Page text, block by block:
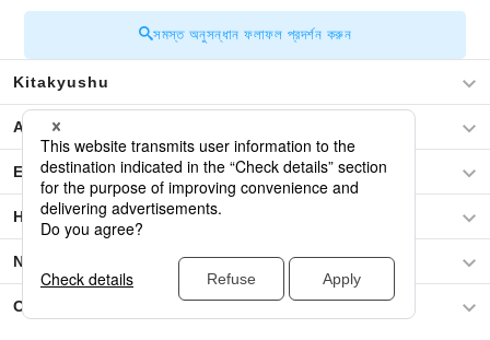
সমস্ত অনুসন্ধান ফলাফল প্রদর্শন করুন
Kitakyushu
Asia
Europe
Hawaii
North America
Oceania